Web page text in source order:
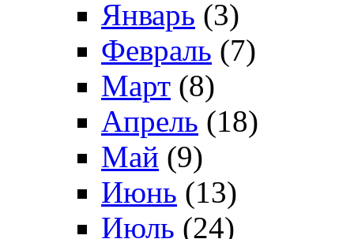
Январь (3)
Февраль (7)
Март (8)
Апрель (18)
Май (9)
Июнь (13)
Июль (24)